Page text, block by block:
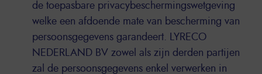
de toepasbare privacybeschermingswetgeving
welke een afdoende mate van bescherming van
persoonsgegevens garandeert. LYRECO
NEDERLAND BV zowel als zijn derden partijen
zal de persoonsgegevens enkel verwerken in